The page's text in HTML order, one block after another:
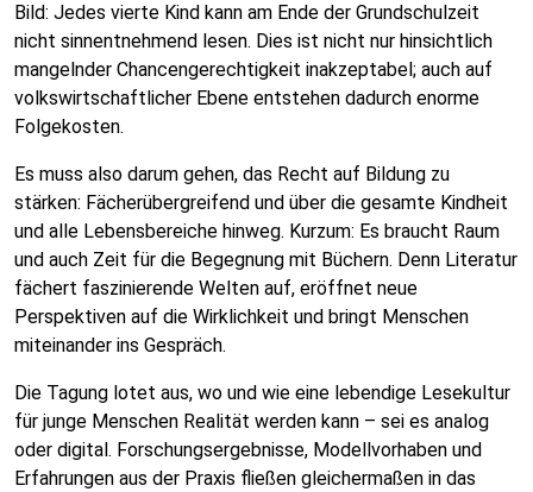
Bild: Jedes vierte Kind kann am Ende der Grundschulzeit
nicht sinnentnehmend lesen. Dies ist nicht nur hinsichtlich
mangelnder Chancengerechtigkeit inakzeptabel; auch auf
volkswirtschaftlicher Ebene entstehen dadurch enorme
Folgekosten.
Es muss also darum gehen, das Recht auf Bildung zu
stärken: Fächerübergreifend und über die gesamte Kindheit
und alle Lebensbereiche hinweg. Kurzum: Es braucht Raum
und auch Zeit für die Begegnung mit Büchern. Denn Literatur
fächert faszinierende Welten auf, eröffnet neue
Perspektiven auf die Wirklichkeit und bringt Menschen
miteinander ins Gespräch.
Die Tagung lotet aus, wo und wie eine lebendige Lesekultur
für junge Menschen Realität werden kann – sei es analog
oder digital. Forschungsergebnisse, Modellvorhaben und
Erfahrungen aus der Praxis fließen gleichermaßen in das